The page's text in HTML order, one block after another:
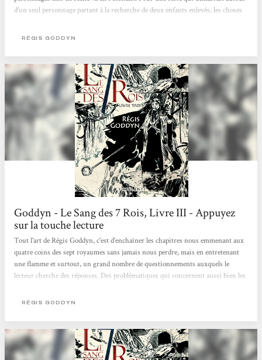
d’un seul personnage partant à la recherche de deux enfants enlevés, les choses
de plus en plus. Goddyn a toujours son écriture un peu particulière qui fait
RÉGIS GODDYN
Goddyn - Le Sang des 7 Rois, Livre III - Appuyez
sur la touche lecture
Tout l'art de Régis Goddyn, c'est d'enchaîner les chapitres nous emmenant aux
quatre coins des sept royaumes sans jamais nous perdre, mais en entretenant
une flamme et surtout, un grand nombre de questionnements auxquels le
lecteur cherche des réponses. Des problématiques qui concernent aussi bien les
centrales du récit. Tenez, prenez ce sang bleu. Dans les deux premiers tomes,
là, soudain, cette hypothèse prend du plomb dans l'aile. Sang rouge, sang bleu,
rien n'est plus...
RÉGIS GODDYN